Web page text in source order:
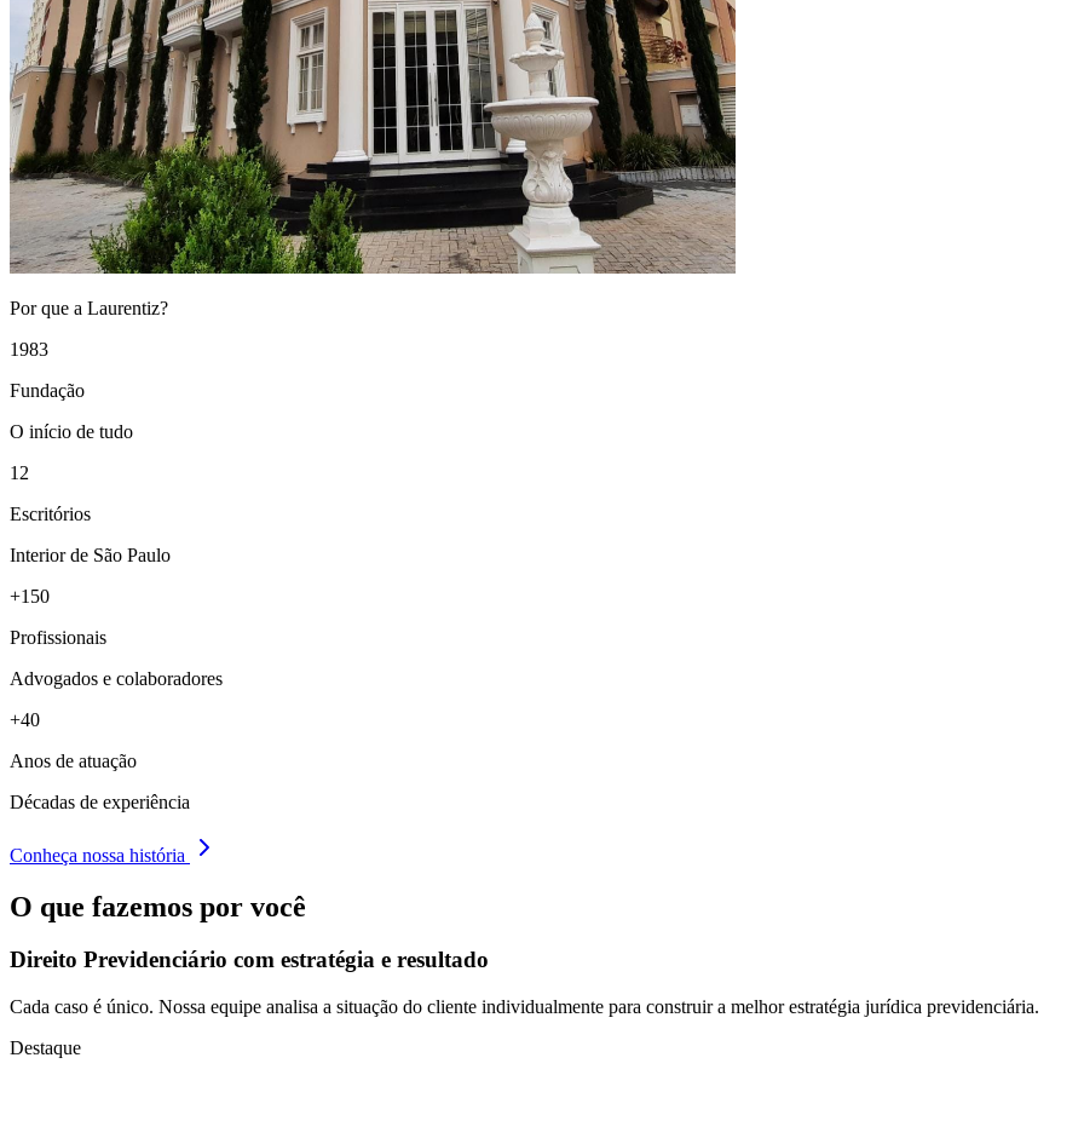
Por que a Laurentiz?
1983
Fundação
O início de tudo
12
Escritórios
Interior de São Paulo
+150
Profissionais
Advogados e colaboradores
+40
Anos de atuação
Décadas de experiência
Conheça nossa história
O que fazemos por você
Direito Previdenciário com estratégia e resultado
Cada caso é único. Nossa equipe analisa a situação do cliente individualmente para construir a melhor estratégia jurídica previdenciária.
Destaque